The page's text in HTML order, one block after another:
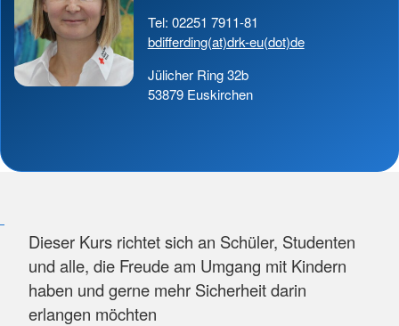
Tel: 02251 7911-81
bdifferding(at)drk-eu(dot)de
Jülicher Ring 32b
53879 Euskirchen
Dieser Kurs richtet sich an Schüler, Studenten
und alle, die Freude am Umgang mit Kindern
haben und gerne mehr Sicherheit darin
erlangen möchten